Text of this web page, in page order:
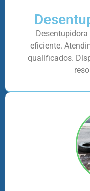
eficiente.
qualificados.